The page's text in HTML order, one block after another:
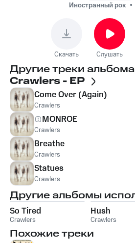
Иностранный рок
Скачать Слушать
Другие треки альбома
Crawlers - EP
Come Over (Again)
Crawlers
MONROE
Crawlers
Breathe
Crawlers
Statues
Crawlers
Другие альбомы
So Tired
Crawlers
Hush
Crawlers
Похожие треки